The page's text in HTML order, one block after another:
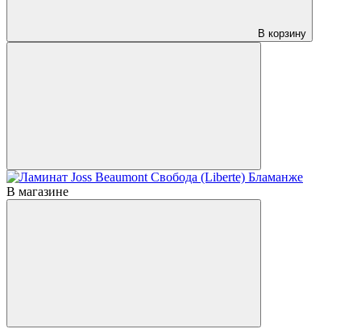
В корзину
В магазине